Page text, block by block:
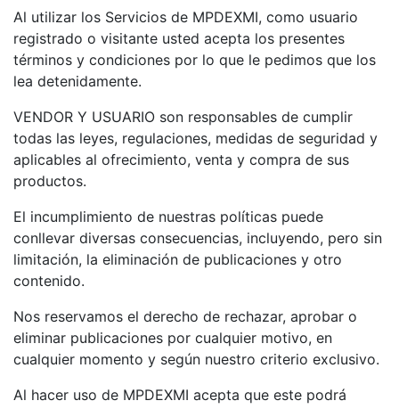
Al utilizar los Servicios de MPDEXMI, como usuario
registrado o visitante usted acepta los presentes
términos y condiciones por lo que le pedimos que los
lea detenidamente.
VENDOR Y USUARIO son responsables de cumplir
todas las leyes, regulaciones, medidas de seguridad y
aplicables al ofrecimiento, venta y compra de sus
productos.
El incumplimiento de nuestras políticas puede
conllevar diversas consecuencias, incluyendo, pero sin
limitación, la eliminación de publicaciones y otro
contenido.
Nos reservamos el derecho de rechazar, aprobar o
eliminar publicaciones por cualquier motivo, en
cualquier momento y según nuestro criterio exclusivo.
Al hacer uso de MPDEXMI acepta que este podrá